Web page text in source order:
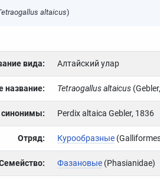
altaicus)
вида: Алтайский улар
название: Tetraogallus altaicus
синонимы: Perdix altaica Gebler, 1836
Отряд: Курообразные
Фазановые(Phasianidae)